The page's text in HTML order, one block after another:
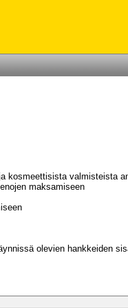
kosmeettisista valmisteista
maksamiseen
olevien hankkeiden